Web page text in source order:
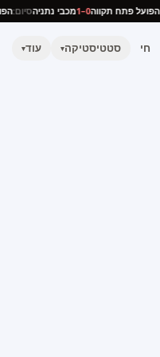
חיהפועל פתח תקווה0–1 מכבי נתניהסיום:
חי סטטיסטיקה▾ עוד▾